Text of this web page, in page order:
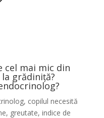
cel mai mic din
grădiniță?
copilul necesită
greutate, indice de